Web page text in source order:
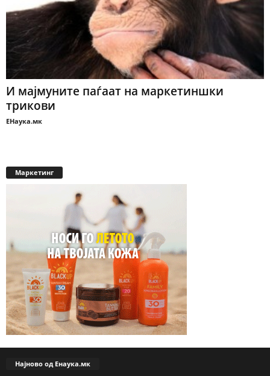
И мајмуните паѓаат на маркетиншки
трикови
ЕНаука.мк
Маркетинг
Најново од Енаука.мк